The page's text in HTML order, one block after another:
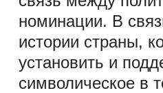
номинации. В
истории страны,
установить и
символическое в